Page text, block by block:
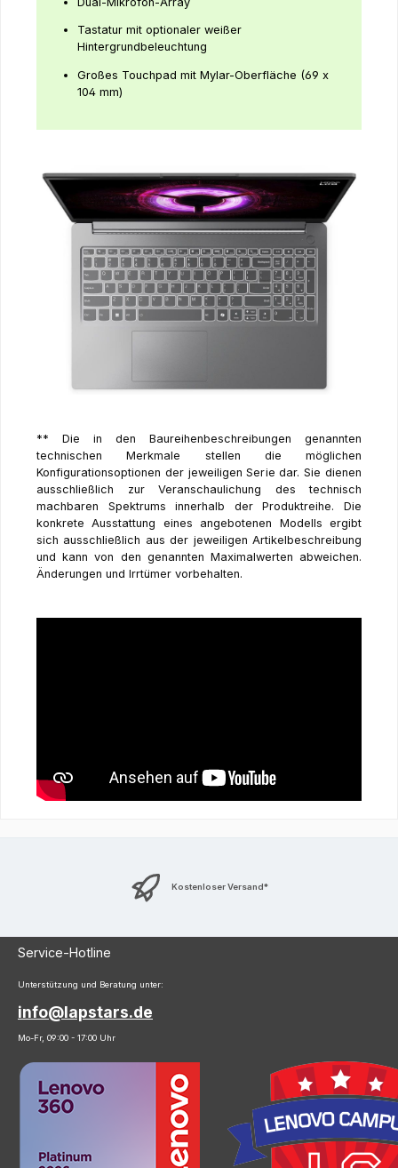
Tastatur mit optionaler weißer
Hintergrundbeleuchtung
Großes Touchpad mit Mylar-Oberfläche (69 x
104 mm)
** Die in den Baureihenbeschreibungen genannten
technischen Merkmale stellen die möglichen
Konfigurationsoptionen der jeweiligen Serie dar. Sie dienen
ausschließlich zur Veranschaulichung des technisch
machbaren Spektrums innerhalb der Produktreihe. Die
konkrete Ausstattung eines angebotenen Modells ergibt
sich ausschließlich aus der jeweiligen Artikelbeschreibung
und kann von den genannten Maximalwerten abweichen.
Änderungen und Irrtümer vorbehalten.
Kostenloser Versand*
Service-Hotline
Unterstützung und Beratung unter:
info@lapstars.de
Mo-Fr, 09:00 - 17:00 Uhr